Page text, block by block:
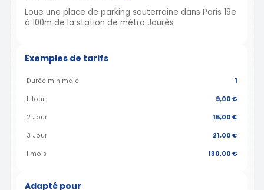
Loue une place de parking souterraine dans Paris 19e
à 100m de la station de métro Jaurès
Exemples de tarifs
Durée minimale 1
1 Jour 9,00 €
2 Jour 15,00 €
3 Jour 21,00 €
1 mois 130,00 €
Adapté pour